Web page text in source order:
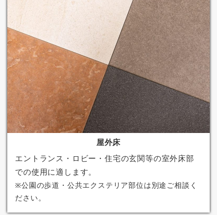
屋外床
エントランス・ロビー・住宅の玄関等の室外床部
での使用に適します。
※公園の歩道・公共エクステリア部位は別途ご相談く
ださい。